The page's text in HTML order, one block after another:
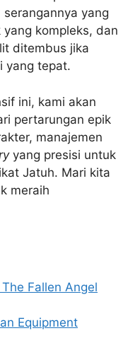
yang
kompleks, dan
ditembus jika
yang tepat.
ini, kami akan
pertarungan epik
manajemen
yang presisi untuk
Jatuh. Mari kita
meraih
Fallen Angel
Equipment